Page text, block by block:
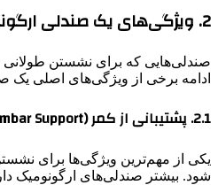
2. ویژگی‌های یک صندلی ارگونومیک مناسب
صندلی‌هایی که برای نشستن طولانی
ادامه برخی از ویژگی‌های اصلی یک
2.1. پشتیبانی از کمر (Lumbar Support)
یکی از مهم‌ترین ویژگی‌ها برای
شود. بیشتر صندلی‌های ارگونومیک